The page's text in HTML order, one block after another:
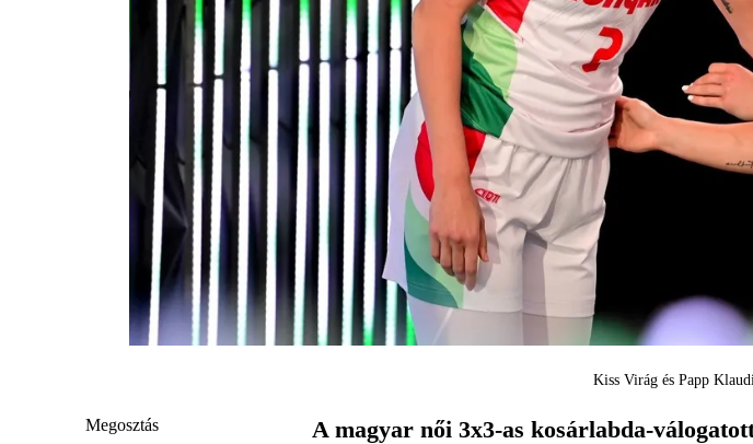
Kiss Virág és Papp
Megosztás
A magyar női 3x3-as kosárlabda-